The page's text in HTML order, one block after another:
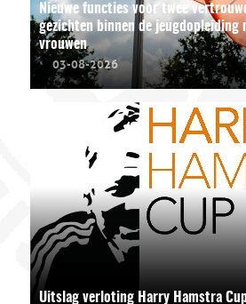
Nieuwe functies voor twee
gezichten binnen de jeugdopleiding
vrouwen
03-08-2026
Uitslag verloting Harry Hamstra